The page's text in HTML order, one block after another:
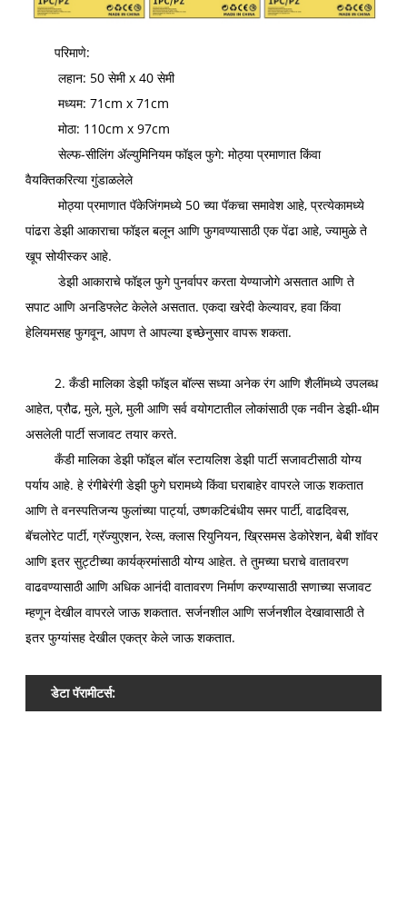
परिमाणे:
लहान: 50 सेमी x 40 सेमी
मध्यम: 71cm x 71cm
मोठा: 110cm x 97cm
सेल्फ-सीलिंग ॲल्युमिनियम फॉइल फुगे: मोठ्या प्रमाणात किंवा
वैयक्तिकरित्या गुंडाळलेले
मोठ्या प्रमाणात पॅकेजिंगमध्ये 50 च्या पॅकचा समावेश आहे, प्रत्येकामध्ये
पांढरा डेझी आकाराचा फॉइल बलून आणि फुगवण्यासाठी एक पेंढा आहे, ज्यामुळे ते
खूप सोयीस्कर आहे.
डेझी आकाराचे फॉइल फुगे पुनर्वापर करता येण्याजोगे असतात आणि ते
सपाट आणि अनडिफ्लेट केलेले असतात. एकदा खरेदी केल्यावर, हवा किंवा
हेलियमसह फुगवून, आपण ते आपल्या इच्छेनुसार वापरू शकता.
2. कँडी मालिका डेझी फॉइल बॉल्स सध्या अनेक रंग आणि शैलींमध्ये उपलब्ध
आहेत, प्रौढ, मुले, मुले, मुली आणि सर्व वयोगटातील लोकांसाठी एक नवीन डेझी-थीम
असलेली पार्टी सजावट तयार करते.
कँडी मालिका डेझी फॉइल बॉल स्टायलिश डेझी पार्टी सजावटीसाठी योग्य
पर्याय आहे. हे रंगीबेरंगी डेझी फुगे घरामध्ये किंवा घराबाहेर वापरले जाऊ शकतात
आणि ते वनस्पतिजन्य फुलांच्या पार्ट्या, उष्णकटिबंधीय समर पार्टी, वाढदिवस,
बॅचलोरेट पार्टी, ग्रॅज्युएशन, रेव्स, क्लास रियुनियन, ख्रिसमस डेकोरेशन, बेबी शॉवर
आणि इतर सुट्टीच्या कार्यक्रमांसाठी योग्य आहेत. ते तुमच्या घराचे वातावरण
वाढवण्यासाठी आणि अधिक आनंदी वातावरण निर्माण करण्यासाठी सणाच्या सजावट
म्हणून देखील वापरले जाऊ शकतात. सर्जनशील आणि सर्जनशील देखावासाठी ते
इतर फुग्यांसह देखील एकत्र केले जाऊ शकतात.
डेटा पॅरामीटर्स: